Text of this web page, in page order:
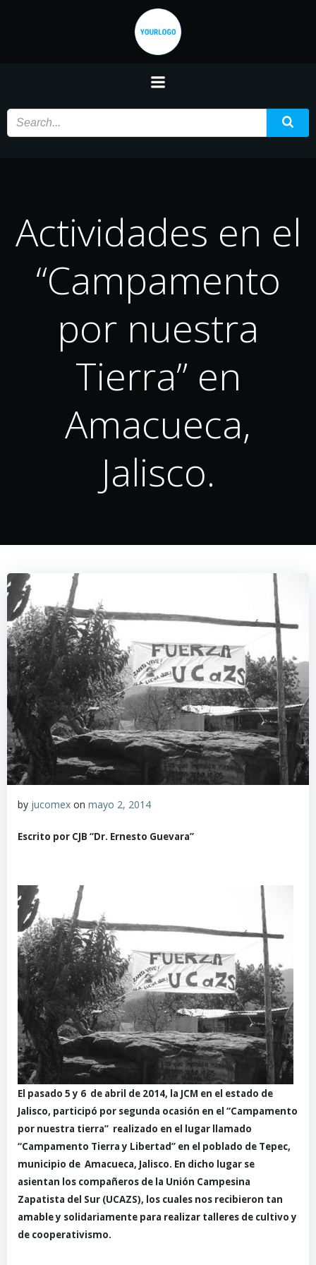
Saltar
contenido
Actividades en el
“Campamento
por nuestra
Tierra” en
Amacueca,
Jalisco.
by jucomex on mayo 2, 2014
Escrito por CJB “Dr. Ernesto Guevara”
El pasado 5 y 6 de abril de 2014, la JCM en el estado de
Jalisco, participó por segunda ocasión en el “Campamento
por nuestra tierra” realizado en el lugar llamado
“Campamento Tierra y Libertad” en el poblado de Tepec,
municipio de Amacueca, Jalisco. En dicho lugar se
asientan los compañeros de la Unión Campesina
Zapatista del Sur (UCAZS), los cuales nos recibieron tan
amable y solidariamente para realizar talleres de cultivo y
de cooperativismo.